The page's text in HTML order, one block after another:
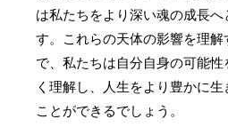
は私たちをより深い魂の成長へ
す。これらの天体の影響を理解
で、私たちは自分自身の可能性
く理解し、人生をより豊かに生
ことができるでしょう。